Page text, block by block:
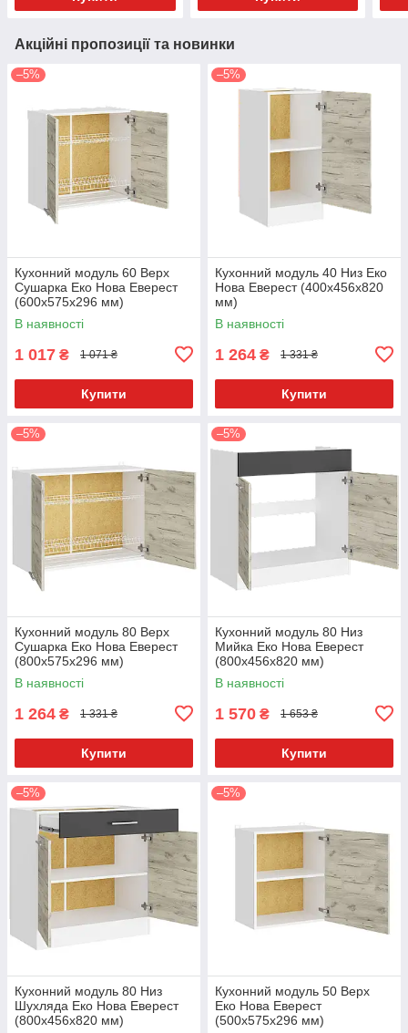
Акційні пропозиції та новинки
–5%
Кухонний модуль 60 Верх
Сушарка Еко Нова Еверест
(600х575х296 мм)
В наявності
1 017 ₴ 1 071 ₴
Купити
–5%
Кухонний модуль 40 Низ Еко
Нова Еверест (400х456х820
мм)
В наявності
1 264 ₴ 1 331 ₴
Купити
–5%
Кухонний модуль 80 Верх
Сушарка Еко Нова Еверест
(800х575х296 мм)
В наявності
1 264 ₴ 1 331 ₴
Купити
–5%
Кухонний модуль 80 Низ
Мийка Еко Нова Еверест
(800х456х820 мм)
В наявності
1 570 ₴ 1 653 ₴
Купити
–5%
Кухонний модуль 80 Низ
Шухляда Еко Нова Еверест
(800х456х820 мм)
–5%
Кухонний модуль 50 Верх
Еко Нова Еверест
(500х575х296 мм)